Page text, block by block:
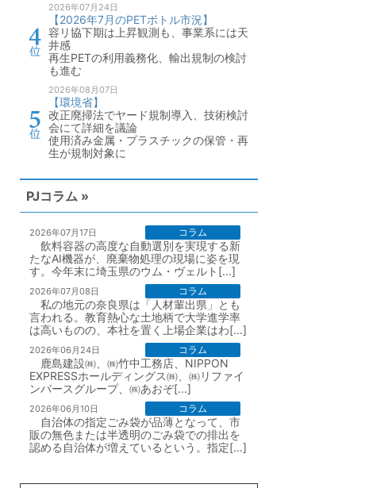
2026年07月24日
【2026年7月のPETボトル市況】
容リ協下期は上昇観測も、事業系には天
井感
再生PETの利用義務化、輸出規制の検討
も進む
2026年08月07日
【環境省】
改正廃掃法でヤード規制導入、技術検討
会にて詳細を議論
使用済み金属・プラスチックの保管・再
生が規制対象に
PJコラム »
2026年07月17日 コラム
飲料容器の高度な自動選別を実現する新
たなAI機器が、廃棄物処理の現場に姿を現
す。今年末に埼玉県のウム・ヴェルト[...]
2026年07月08日 コラム
私の地元の奈良県は「人材輩出県」とも
言われる。教育熱心な土地柄で大学進学率
は高いものの、本社を置く上場企業はわ[...]
2026年06月24日 コラム
鹿島建設㈱、㈱竹中工務店、NIPPON
EXPRESSホールディングス㈱、㈱リファイ
ンバースグループ、㈱あおぞ[...]
2026年06月10日 コラム
自治体の指定ごみ袋が品薄となって、市
販の無色または半透明のごみ袋での排出を
認める自治体が増えているという。指定[...]